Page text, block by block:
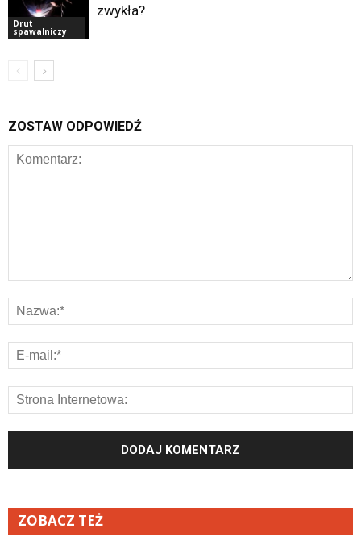
Drut
spawalniczy
zwykła?
ZOSTAW ODPOWIEDŹ
ZOBACZ TEŻ